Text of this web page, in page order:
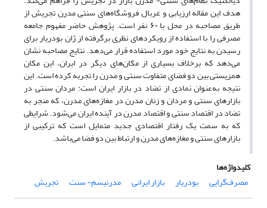
هدف این مقاله ارزیابی و غربال فروشگاه‌های سنتی مدرن تجریش از
طریق مصاحبه در محل با ۶۰ نفر است. پژوهش حاضر مفهوم جامعه
مصرفی را با استفاده از رویکردهای نظری برگرفته از ژان بودریار برای
رسیدن به نتایج خود مورد استفاده قرار می‌دهد. نتایج مصاحبه نشان
می‌دهد که برخلاف بسیاری از مکان‌های دیگر در ایران، این مکان
همزیستی بین دو فضای متفاوت سنتی و مدرن را تجربه کرده است. این
نتیجه به‌عنوان نمادی از تضاد در بازار ایران است: مردان سنتی در
بازارهای سنتی و مردان و زنان مدرن در مغازه‌های مدرن، که منجر به
تضاد در اقتصاد سنتی و اقتصاد مدرن در آینده ایران می‌شود. شرایطی
که به سمت یک رفتار اقتصادی جدید متمایل است که ترکیبی از
بازارهای سنتی و مغازه‌های مدرن و ارتباط بین دو فضا می‌باشد.
کلیدواژه‌ها
مصرف‌گرایی
بودریار بازار ایرانی مدرنیسم- سنت تجریش